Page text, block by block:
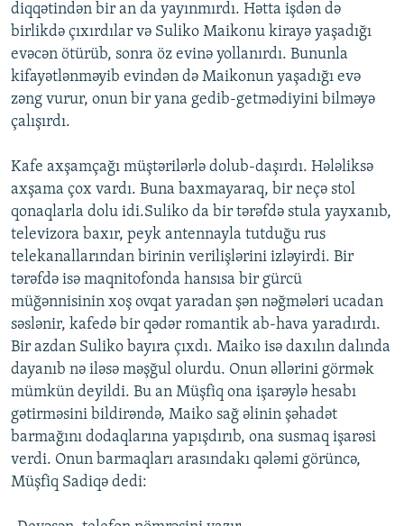
diqqətindən bir an da yayınmırdı. Hətta işdən də
birlikdə çıxırdılar və Suliko Maikonu kirayə yaşadığı
evəcən ötürüb, sonra öz evinə yollanırdı. Bununla
kifayətlənməyib evindən də Maikonun yaşadığı evə
zəng vurur, onun bir yana gedib-getmədiyini bilməyə
çalışırdı.
Kafe axşamçağı müştərilərlə dolub-daşırdı. Hələliksə
axşama çox vardı. Buna baxmayaraq, bir neçə stol
qonaqlarla dolu idi.Suliko da bir tərəfdə stula yayxanıb,
televizora baxır, peyk antennayla tutduğu rus
telekanallarından birinin verilişlərini izləyirdi. Bir
tərəfdə isə maqnitofonda hansısa bir gürcü
müğənnisinin xoş ovqat yaradan şən nəğmələri ucadan
səslənir, kafedə bir qədər romantik ab-hava yaradırdı.
Bir azdan Suliko bayıra çıxdı. Maiko isə daxılın dalında
dayanıb nə iləsə məşğul olurdu. Onun əllərini görmək
mümkün deyildi. Bu an Müşfiq ona işarəylə hesabı
gətirməsini bildirəndə, Maiko sağ əlinin şəhadət
barmağını dodaqlarına yapışdırıb, ona susmaq işarəsi
verdi. Onun barmaqları arasındakı qələmi görüncə,
Müşfiq Sadiqə dedi: